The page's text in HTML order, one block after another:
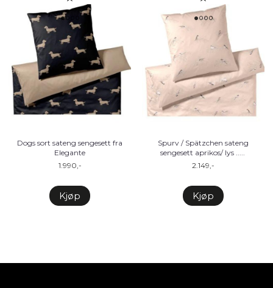
Dogs sort sateng sengesett fra
Elegante
1.990,-
Kjøp
Spurv / Spätzchen sateng
sengesett aprikos/ lys .....
2.149,-
Kjøp